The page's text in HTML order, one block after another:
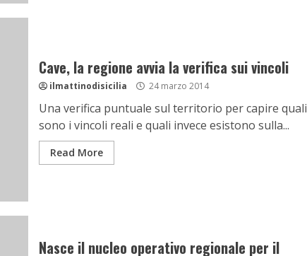
Cave, la regione avvia la verifica sui vincoli
ilmattinodisicilia 24 marzo 2014
Una verifica puntuale sul territorio per capire quali
sono i vincoli reali e quali invece esistono sulla...
Read More
Nasce il nucleo operativo regionale per il